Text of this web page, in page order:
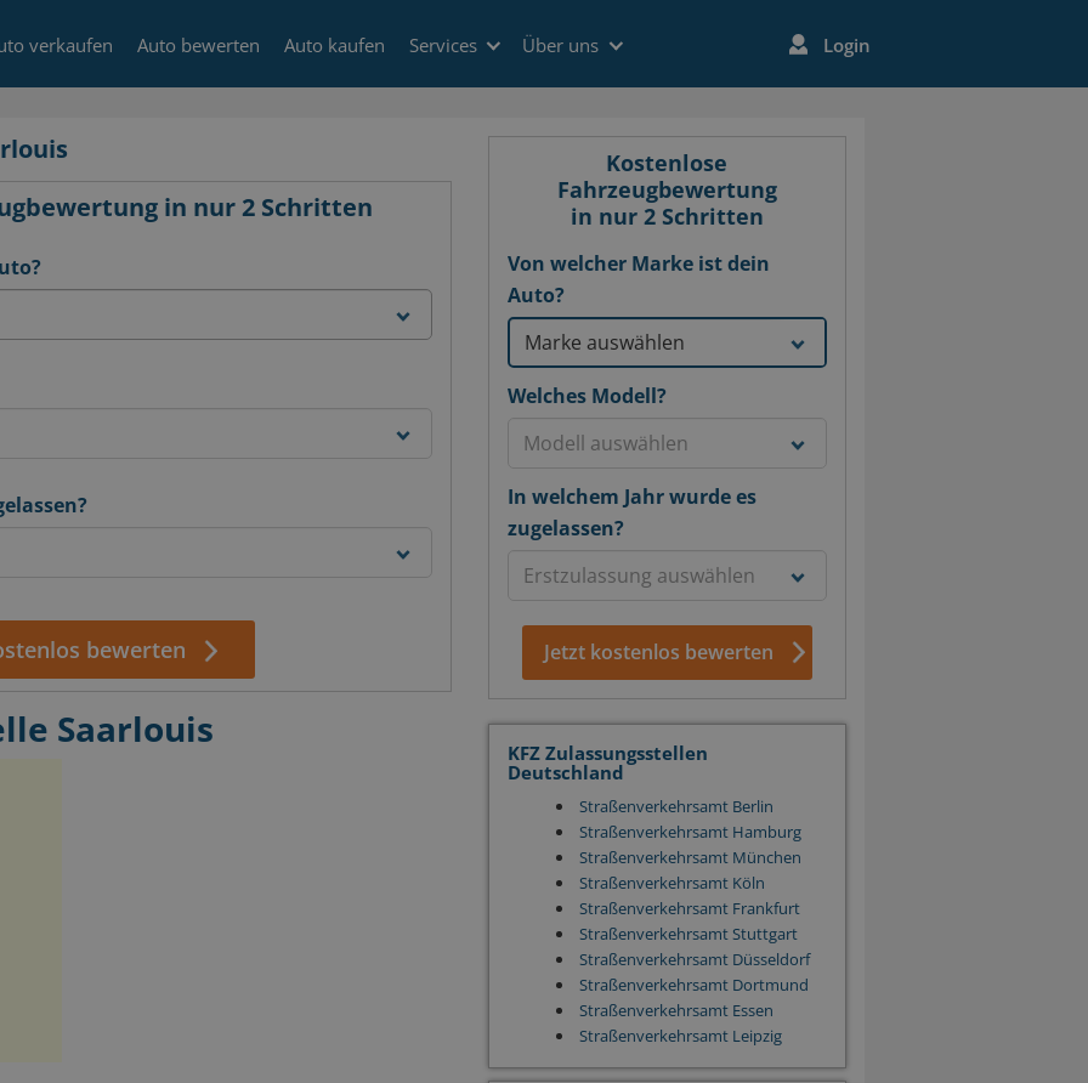
verkaufen Auto bewerten Auto kaufen Services Über uns Login
in nur 2 Schritten
bewerten
Saarlouis
Kostenlose
Fahrzeugbewertung
in nur 2 Schritten
Von welcher Marke ist dein
Auto?
Welches Modell?
In welchem Jahr wurde es
zugelassen?
Jetzt kostenlos bewerten
KFZ Zulassungsstellen
Deutschland
Straßenverkehrsamt Berlin
Straßenverkehrsamt Hamburg
Straßenverkehrsamt München
Straßenverkehrsamt Köln
Straßenverkehrsamt Frankfurt
Straßenverkehrsamt Stuttgart
Straßenverkehrsamt Düsseldorf
Straßenverkehrsamt Dortmund
Straßenverkehrsamt Essen
Straßenverkehrsamt Leipzig